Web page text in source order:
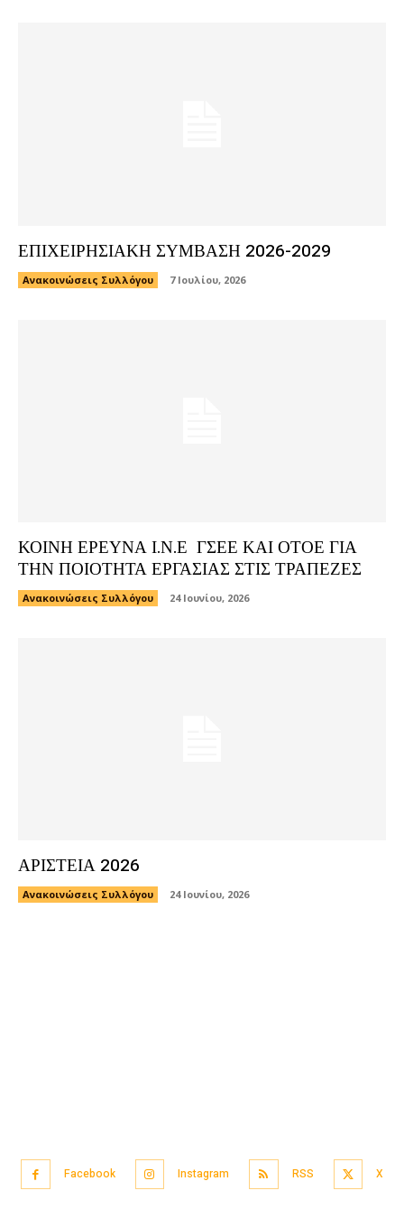
ΕΠΙΧΕΙΡΗΣΙΑΚΗ ΣΥΜΒΑΣΗ 2026-2029
Ανακοινώσεις Συλλόγου 7 Ιουλίου, 2026
ΚΟΙΝΗ ΕΡΕΥΝΑ Ι.Ν.Ε ΓΣΕΕ ΚΑΙ ΟΤΟΕ ΓΙΑ
ΤΗΝ ΠΟΙΟΤΗΤΑ ΕΡΓΑΣΙΑΣ ΣΤΙΣ ΤΡΑΠΕΖΕΣ
Ανακοινώσεις Συλλόγου 24 Ιουνίου, 2026
ΑΡΙΣΤΕΙΑ 2026
Ανακοινώσεις Συλλόγου 24 Ιουνίου, 2026
Facebook Instagram RSS X